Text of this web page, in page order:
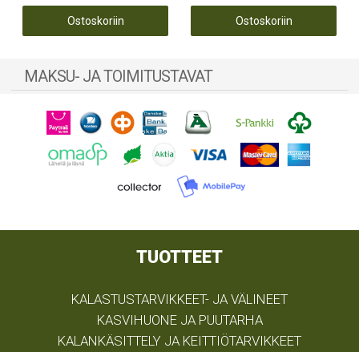
Ostoskoriin Ostoskoriin
MAKSU- JA TOIMITUSTAVAT
TUOTTEET
KALASTUSTARVIKKEET- JA VÄLINEET
KASVIHUONE JA PUUTARHA
KALANKÄSITTELY JA KEITTIÖTARVIKKEET